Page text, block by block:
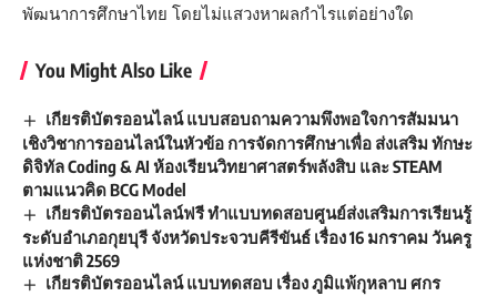
พัฒนาการศึกษาไทย โดยไม่แสวงหาผลกำไรแต่อย่างใด
You Might Also Like
เกียรติบัตรออนไลน์ แบบสอบถามความพึงพอใจการสัมมนา
เชิงวิชาการออนไลน์ในหัวข้อ การจัดการศึกษาเพื่อ ส่งเสริม ทักษะ
ดิจิทัล Coding & AI ห้องเรียนวิทยาศาสตร์พลังสิบ และ STEAM
ตามแนวคิด BCG Model
เกียรติบัตรออนไลน์ฟรี ทำแบบทดสอบศูนย์ส่งเสริมการเรียนรู้
ระดับอำเภอกุยบุรี จังหวัดประจวบคีรีขันธ์ เรื่อง 16 มกราคม วันครู
แห่งชาติ 2569
เกียรติบัตรออนไลน์ แบบทดสอบ เรื่อง ภูมิแพ้กุหลาบ ศกร